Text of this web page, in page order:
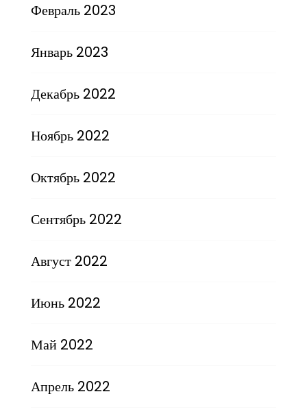
Февраль 2023
Январь 2023
Декабрь 2022
Ноябрь 2022
Октябрь 2022
Сентябрь 2022
Август 2022
Июнь 2022
Май 2022
Апрель 2022